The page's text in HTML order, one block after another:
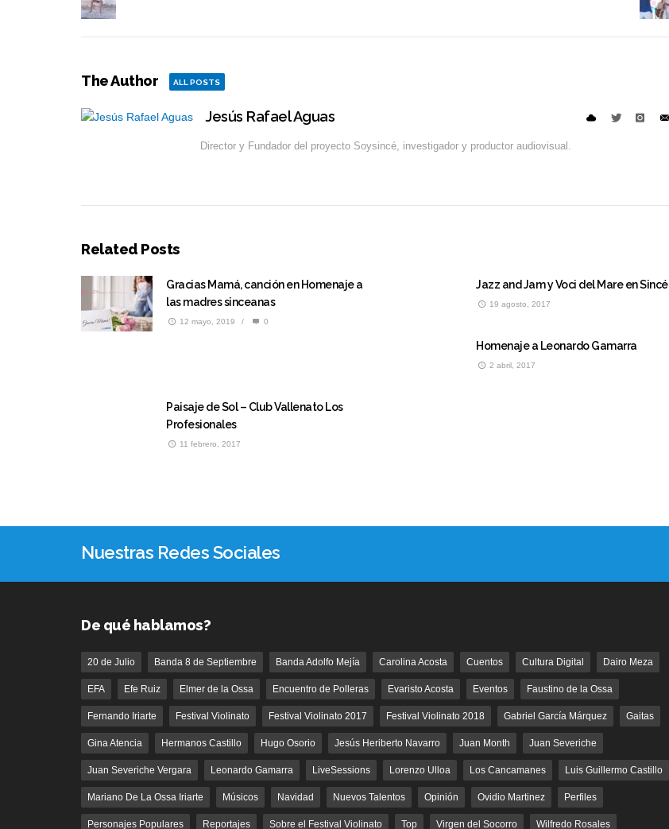
The Author ALL POSTS
Jesús Rafael Aguas
Director y Fundador del proyecto Soysincé, investigador y productor audiovisual.
Related Posts
Gracias Mamá, canción en Homenaje a
las madres sinceanas
12 mayo, 2019 / 0
Jazz and Jam y Voci del Mare en Sincé
19 agosto, 2017
Homenaje a Leonardo Gamarra
2 abril, 2017
Paisaje de Sol – Club Vallenato Los
Profesionales
11 febrero, 2017
Nuestras Redes Sociales
De qué hablamos?
20 de Julio Banda 8 de Septiembre Banda Adolfo Mejía Carolina Acosta Cuentos Cultura Digital Dairo Meza
EFA Efe Ruiz Elmer de la Ossa Encuentro de Polleras Evaristo Acosta Eventos Faustino de la Ossa
Fernando Iriarte Festival Violinato Festival Violinato 2017 Festival Violinato 2018 Gabriel García Márquez Gaitas
Gina Atencia Hermanos Castillo Hugo Osorio Jesús Heriberto Navarro Juan Month Juan Severiche
Juan Severiche Vergara Leonardo Gamarra LiveSessions Lorenzo Ulloa Los Cancamanes Luis Guillermo Castillo
Mariano De La Ossa Iriarte Músicos Navidad Nuevos Talentos Opinión Ovidio Martinez Perfiles
Personajes Populares Reportajes Sobre el Festival Violinato Top Virgen del Socorro Wilfredo Rosales